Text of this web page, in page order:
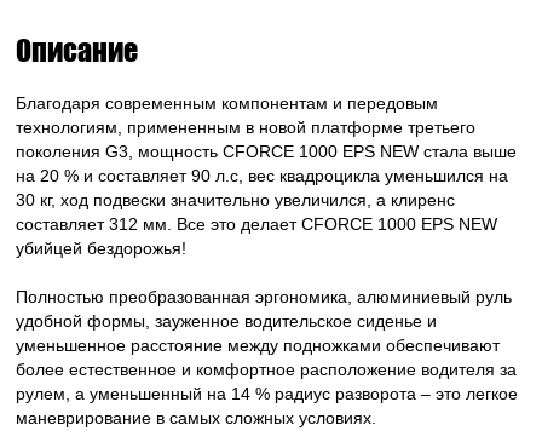
Описание
Благодаря современным компонентам и передовым
технологиям, примененным в новой платформе третьего
поколения G3, мощность CFORCE 1000 EPS NEW стала выше
на 20 % и составляет 90 л.с, вес квадроцикла уменьшился на
30 кг, ход подвески значительно увеличился, а клиренс
составляет 312 мм. Все это делает CFORCE 1000 EPS NEW
убийцей бездорожья!
Полностью преобразованная эргономика, алюминиевый руль
удобной формы, зауженное водительское сиденье и
уменьшенное расстояние между подножками обеспечивают
более естественное и комфортное расположение водителя за
рулем, а уменьшенный на 14 % радиус разворота – это легкое
маневрирование в самых сложных условиях.